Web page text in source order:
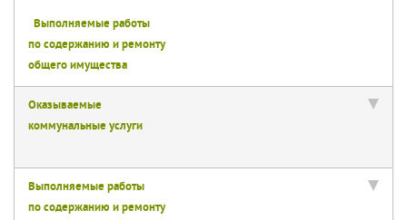
Выполняемые работы
по содержанию и ремонту
общего имущества
Оказываемые
коммунальные услуги
Выполняемые работы
по содержанию и ремонту